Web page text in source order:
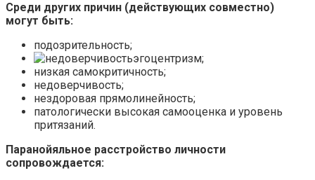
Среди других причин (действующих совместно)
могут быть:
подозрительность;
эгоцентризм;
низкая самокритичность;
недоверчивость;
нездоровая прямолинейность;
патологически высокая самооценка и уровень
притязаний.
Паранойяльное расстройство личности
сопровождается: